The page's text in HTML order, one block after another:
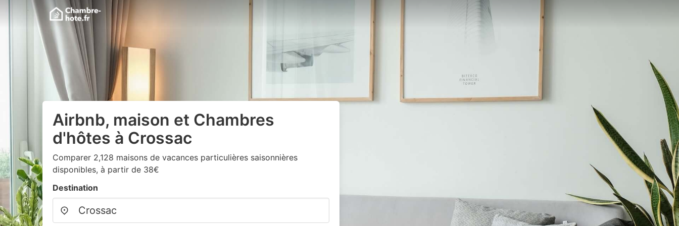
Airbnb, maison et Chambres
d'hôtes à Crossac
Comparer 2,128 maisons de vacances particulières saisonnières
disponibles, à partir de 38€
Destination